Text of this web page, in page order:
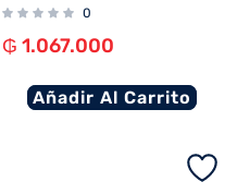
0
₲ 1.067.000
Añadir Al Carrito